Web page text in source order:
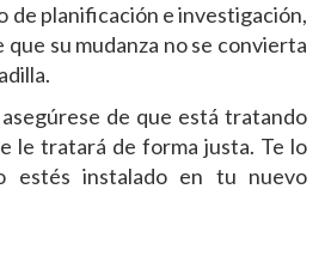
de planificación e investigación,
su mudanza no se convierta
de que está tratando
le tratará de forma justa. Te lo
estés instalado en tu nuevo